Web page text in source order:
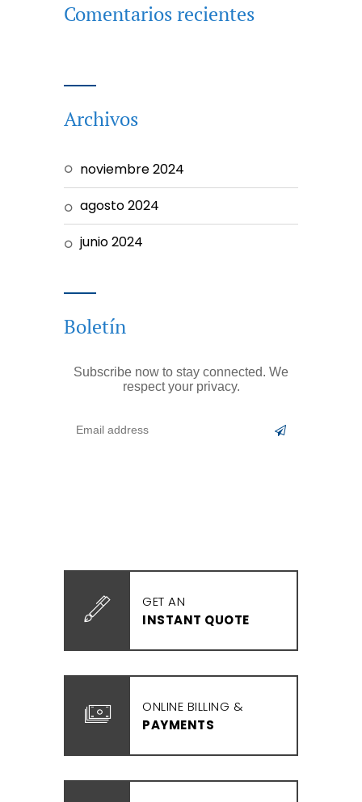
Comentarios recientes
Archivos
noviembre 2024
agosto 2024
junio 2024
Boletín
Subscribe now to stay connected. We
respect your privacy.
GET AN
INSTANT QUOTE
ONLINE BILLING &
PAYMENTS